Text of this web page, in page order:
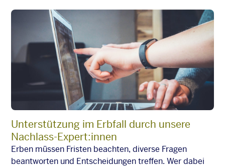
Unterstützung im Erbfall durch unsere
Nachlass-Expert:innen
Erben müssen Fristen beachten, diverse Fragen
beantworten und Entscheidungen treffen. Wer dabei